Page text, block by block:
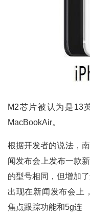
M2芯片被认为是13
MacBookAir。
根据开发者的说法，
闻发布会上发布一款
的型号相同，但增加
出现在新闻发布会上
焦点跟踪功能和5g连